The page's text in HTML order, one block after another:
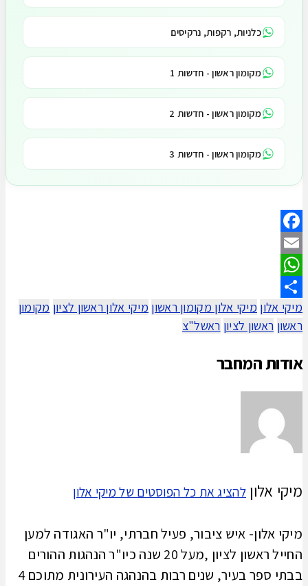
כלניות, רקפות, נרקיסים
מקומון ראשון - חדשות 1
מקומון ראשון - חדשות 2
מקומון ראשון - חדשות 3
Facebook
Email
WhatsApp
Share
מיקי אלון מיקי אלון מקומון ראשון מיקי אלון ראשון לציון מקומון
ראשון ראשון לציון ראשל"צ
אודות המחבר
מיקי אלון להציג את כל הפוסטים של מיקי אלון
מיקי אלון- איש ציבור, פעיל חברתי, יו"ר האגודה למען
החייל ראשון לציון ,מעל 20 שנה כיו"ר הנהגות ההורים
בבתי ספר בעיר, שנים רבות בהנהגה העירונית מתוכם 4